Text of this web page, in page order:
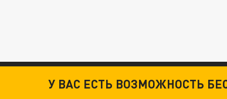
У ВАС ЕСТЬ ВОЗМОЖНОСТЬ